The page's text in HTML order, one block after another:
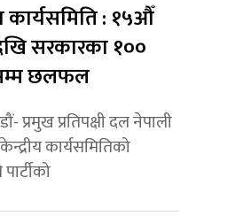
कार्यसमिति : १५औँ
सरकारका १००
छलफल
प्रमुख प्रतिपक्षी दल नेपाली
कार्यसमितिको